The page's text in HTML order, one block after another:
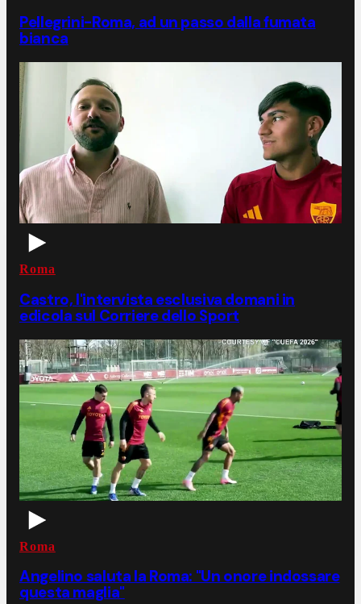
Pellegrini-Roma, ad un passo dalla fumata
bianca
Roma
Castro, l'intervista esclusiva domani in
edicola sul Corriere dello Sport
Roma
Angelino saluta la Roma: "Un onore indossare
questa maglia"